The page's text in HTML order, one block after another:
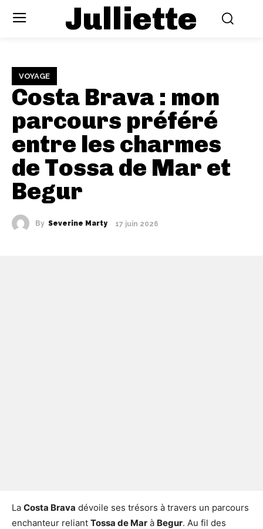
Julliette
VOYAGE
Costa Brava : mon
parcours préféré
entre les charmes
de Tossa de Mar et
Begur
By Severine Marty 17 juin 2026
La Costa Brava dévoile ses trésors à travers un parcours
enchanteur reliant Tossa de Mar à Begur. Au fil des